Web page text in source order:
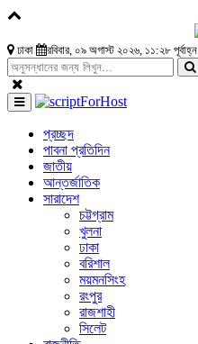
ঢাকা রবিবার, ০৯ অগাস্ট ২০২৬, ১১:২৮ পূর্বাহ্ন
প্রচ্ছদ
পাবনা প্রতিদিন
জাতীয়
আন্তর্জাতিক
সারাদেশ
চট্টগ্রাম
খুলনা
ঢাকা
বরিশাল
ময়মনসিংহ
রংপুর
রাজশাহী
সিলেট